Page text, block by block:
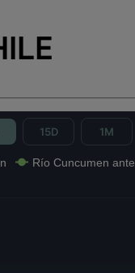
15D 1M
Río Cuncumen